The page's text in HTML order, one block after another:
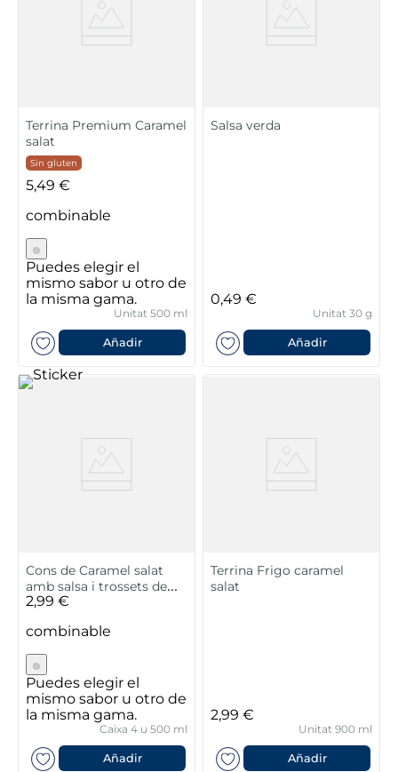
Terrina Premium Caramel
salat
Sin gluten
5,49 €
combinable
Puedes elegir el
mismo sabor u otro de
la misma gama.
Unitat 500 ml
Añadir
Salsa verda
0,49 €
Unitat 30 g
Añadir
Cons de Caramel salat
amb salsa i trossets de
caramel
2,99 €
combinable
Puedes elegir el
mismo sabor u otro de
la misma gama.
Caixa 4 u 500 ml
Añadir
Terrina Frigo caramel
salat
2,99 €
Unitat 900 ml
Añadir